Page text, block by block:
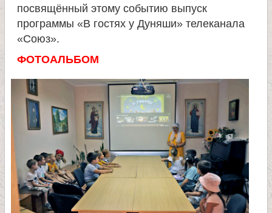
е
л
я
П
а
н
посвящённый этому событию выпуск
программы «В гостях у Дуняши» телеканала
«Союз».
ФОТОАЛЬБОМ